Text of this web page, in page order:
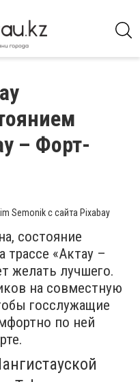
– Форт-
Semonik с сайта Pixabay
состояние
трассе «Актау –
желать лучшего.
на совместную
госслужащие
по ней